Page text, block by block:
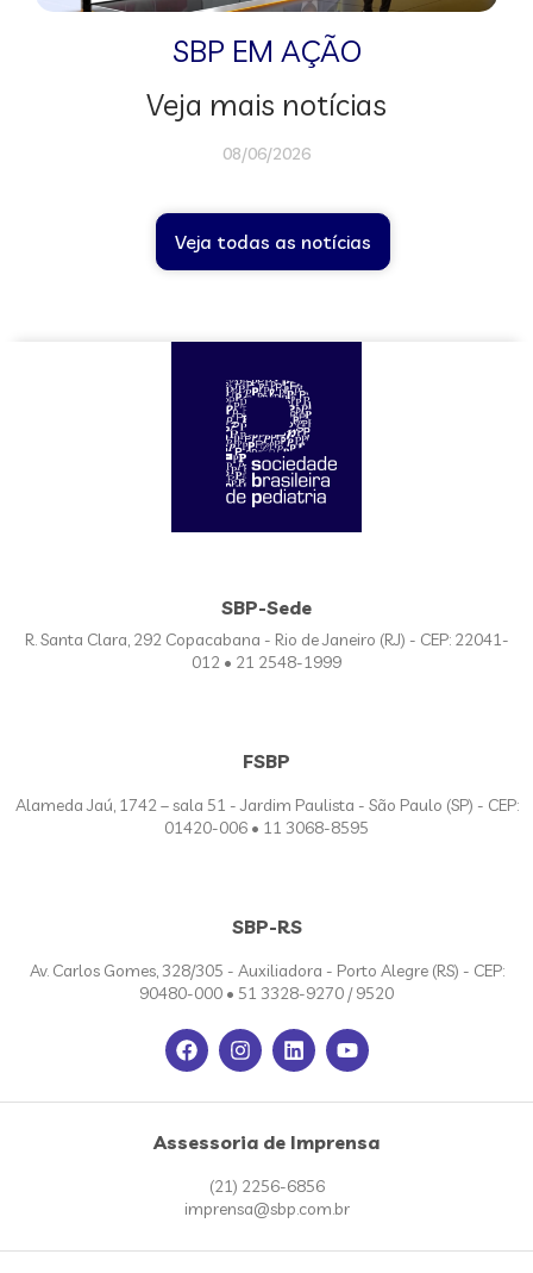
SBP EM AÇÃO
Veja mais notícias
08/06/2026
Veja todas as notícias
SBP-Sede
R. Santa Clara, 292 Copacabana - Rio de Janeiro (RJ) - CEP: 22041-
012 • 21 2548-1999
FSBP
Alameda Jaú, 1742 – sala 51 - Jardim Paulista - São Paulo (SP) - CEP:
01420-006 • 11 3068-8595
SBP-RS
Av. Carlos Gomes, 328/305 - Auxiliadora - Porto Alegre (RS) - CEP:
90480-000 • 51 3328-9270 / 9520
Assessoria de Imprensa
(21) 2256-6856
imprensa@sbp.com.br